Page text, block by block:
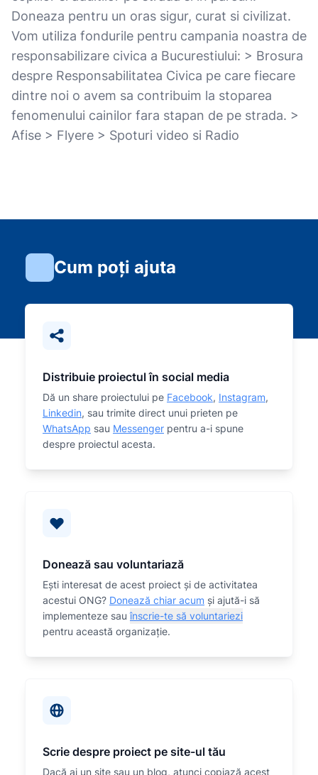
Doneaza pentru un oras sigur, curat si civilizat.
Vom utiliza fondurile pentru campania noastra de
responsabilizare civica a Bucurestiului: > Brosura
despre Responsabilitatea Civica pe care fiecare
dintre noi o avem sa contribuim la stoparea
fenomenului cainilor fara stapan de pe strada. >
Afise > Flyere > Spoturi video si Radio
Cum poți ajuta
Distribuie proiectul în social media
Dă un share proiectului pe Facebook, Instagram,
Linkedin, sau trimite direct unui prieten pe
WhatsApp sau Messenger pentru a-i spune
despre proiectul acesta.
Donează sau voluntariază
Eşti interesat de acest proiect și de activitatea
acestui ONG? Donează chiar acum și ajută-i să
implementeze sauînscrie-te să voluntariezi
pentru această organizaţie.
Scrie despre proiect pe site-ul tău
Dacă ai un site sau un blog, atunci copiază acest